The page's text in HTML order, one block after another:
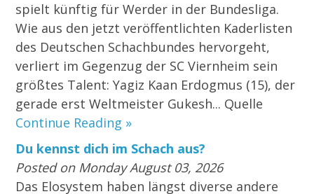
spielt künftig für Werder in der Bundesliga.
Wie aus den jetzt veröffentlichten Kaderlisten
des Deutschen Schachbundes hervorgeht,
verliert im Gegenzug der SC Viernheim sein
größtes Talent: Yagiz Kaan Erdogmus (15), der
gerade erst Weltmeister Gukesh... Quelle
Continue Reading »
Du kennst dich im Schach aus?
Posted on Monday August 03, 2026
Das Elosystem haben längst diverse andere